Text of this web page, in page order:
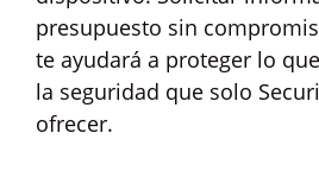
presupuesto sin
te ayudará a proteger lo
la seguridad que solo
ofrecer.